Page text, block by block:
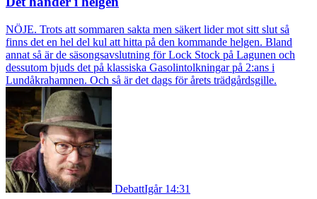
NÖJE. Trots att sommaren sakta men säkert lider mot sitt slut så
finns det en hel del kul att hitta på den kommande helgen. Bland
annat så är de säsongsavslutning för Lock Stock på Lagunen och
dessutom bjuds det på klassiska Gasolintolkningar på 2:ans i
Lundåkrahamnen. Och så är det dags för årets trädgårdsgille.
DebattIgår 14:31